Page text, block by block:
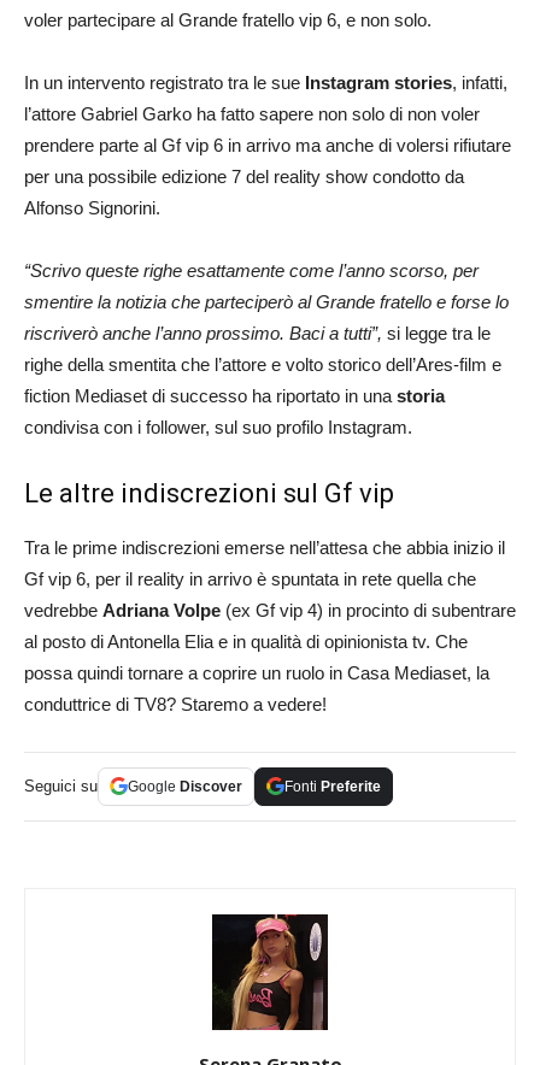
voler partecipare al Grande fratello vip 6, e non solo.
In un intervento registrato tra le sue Instagram stories, infatti,
l’attore Gabriel Garko ha fatto sapere non solo di non voler
prendere parte al Gf vip 6 in arrivo ma anche di volersi rifiutare
per una possibile edizione 7 del reality show condotto da
Alfonso Signorini.
“Scrivo queste righe esattamente come l’anno scorso, per
smentire la notizia che parteciperò al Grande fratello e forse lo
riscriverò anche l’anno prossimo. Baci a tutti”, si legge tra le
righe della smentita che l’attore e volto storico dell’Ares-film e
fiction Mediaset di successo ha riportato in una storia
condivisa con i follower, sul suo profilo Instagram.
Le altre indiscrezioni sul Gf vip
Tra le prime indiscrezioni emerse nell’attesa che abbia inizio il
Gf vip 6, per il reality in arrivo è spuntata in rete quella che
vedrebbe Adriana Volpe (ex Gf vip 4) in procinto di subentrare
al posto di Antonella Elia e in qualità di opinionista tv. Che
possa quindi tornare a coprire un ruolo in Casa Mediaset, la
conduttrice di TV8? Staremo a vedere!
Seguici su Google Discover Fonti Preferite